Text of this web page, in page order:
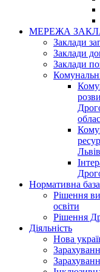
МЕРЕЖА
Заклади
Заклади
Заклади
Нормативна база
Рішення
освіти
Рішення
Діяльність
Нова